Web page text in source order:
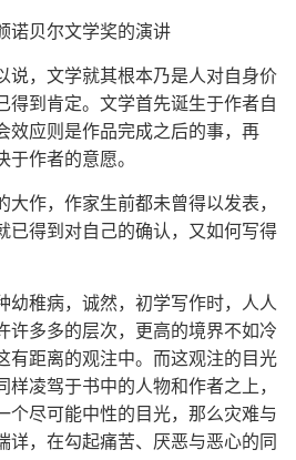
诺贝尔文学奖的演讲
说，文学就其根本乃是人对自身价
得到肯定。文学首先诞生于作者自
效应则是作品完成之后的事，再
作者的意愿。
作，作家生前都未曾得以发表，
已得到对自己的确认，又如何写得
幼稚病，诚然，初学写作时，人人
许多多的层次，更高的境界不如冷
有距离的观注中。而这观注的目光
凌驾于书中的人物和作者之上，
个尽可能中性的目光，那么灾难与
详，在勾起痛苦、厌恶与恶心的同